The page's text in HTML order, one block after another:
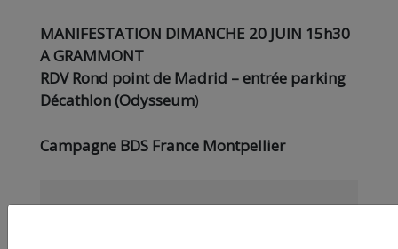
MANIFESTATION DIMANCHE 20 JUIN 15h30
A GRAMMONT
RDV Rond point de Madrid – entrée parking
Décathlon (Odysseum)
Campagne BDS France Montpellier